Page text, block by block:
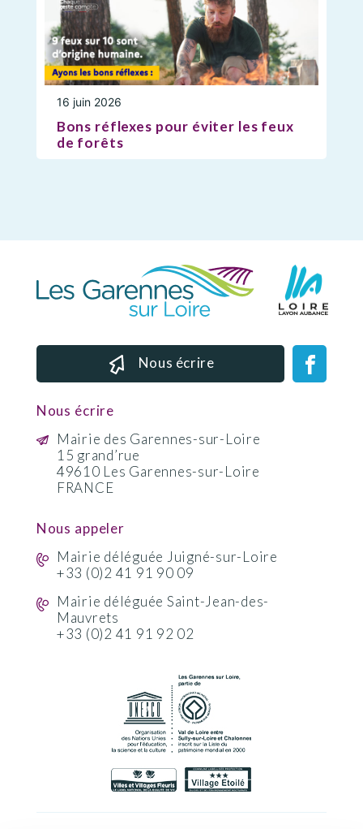
16 juin 2026
Bons réflexes pour éviter les feux
de forêts
Nous écrire
Nous écrire
Mairie des Garennes-sur-Loire
15 grand’rue
49610 Les Garennes-sur-Loire
FRANCE
Nous appeler
Mairie déléguée Juigné-sur-Loire
+33 (0)2 41 91 90 09
Mairie déléguée Saint-Jean-des-
Mauvrets
+33 (0)2 41 91 92 02